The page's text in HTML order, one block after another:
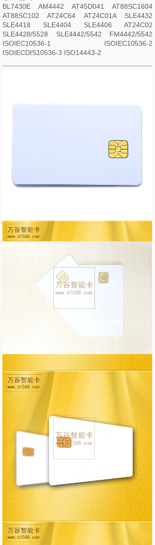
BL7430E AM4442 AT45D041 AT88SC1604
AT88SC102 AT24C64 AT24C01A SLE4432
SLE4418 SLE4404 SLE4406 AT24C02
SLE4428/5528 SLE4442/5542 FM4442/5542
ISOIEC10536-1 ISOIEC10536-2
ISOIECDIS10536-3 ISO14443-2